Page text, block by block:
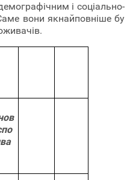
і соціально-
вони якнайповніше бу